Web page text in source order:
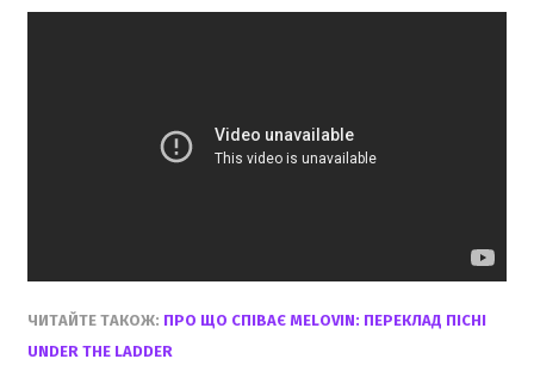
ЧИТАЙТЕ ТАКОЖ: ПРО ЩО СПІВАЄ MELOVIN: ПЕРЕКЛАД ПІСНІ
UNDER THE LADDER